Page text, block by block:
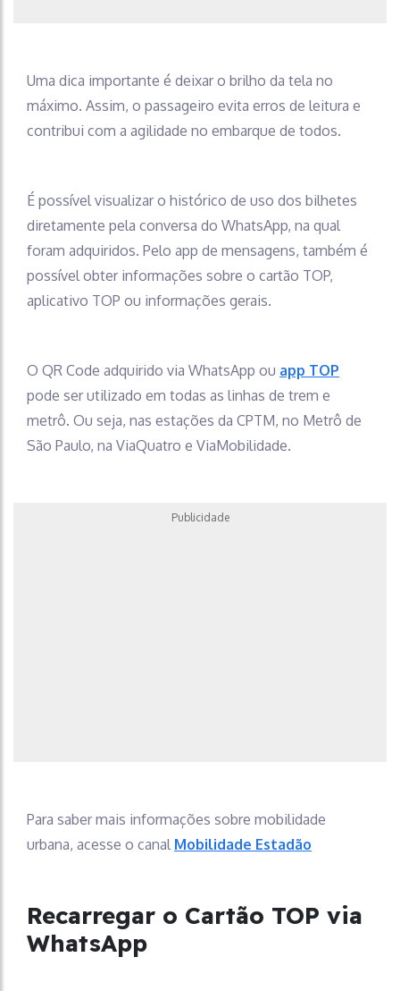
Uma dica importante é deixar o brilho da tela no
máximo. Assim, o passageiro evita erros de leitura e
contribui com a agilidade no embarque de todos.
É possível visualizar o histórico de uso dos bilhetes
diretamente pela conversa do WhatsApp, na qual
foram adquiridos. Pelo app de mensagens, também é
possível obter informações sobre o cartão TOP,
aplicativo TOP ou informações gerais.
O QR Code adquirido via WhatsApp ou app TOP
pode ser utilizado em todas as linhas de trem e
metrô. Ou seja, nas estações da CPTM, no Metrô de
São Paulo, na ViaQuatro e ViaMobilidade.
Publicidade
Para saber mais informações sobre mobilidade
urbana, acesse o canal Mobilidade Estadão
Recarregar o Cartão TOP via
WhatsApp